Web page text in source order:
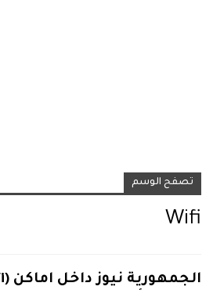
تصفح الوسم
Wifi